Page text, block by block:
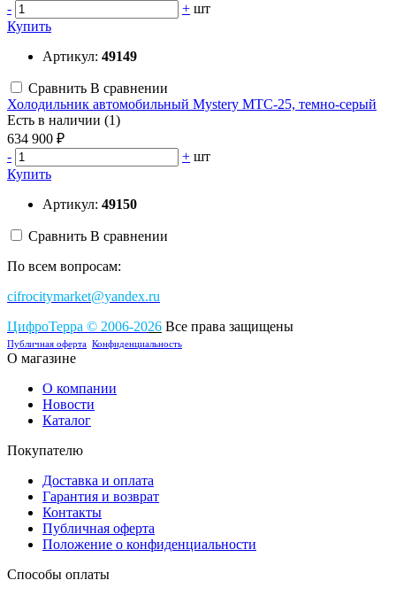
-
+ шт
Купить
Артикул: 49149
Сравнить В сравнении
Холодильник автомобильный Mystery MTC-25, темно-серый
Есть в наличии (1)
634 900 ₽
-
+ шт
Купить
Артикул: 49150
Сравнить В сравнении
По всем вопросам:
cifrocitymarket@yandex.ru
ЦифроТерра © 2006-2026 Все права защищены
Публичная оферта Конфиденциальность
О магазине
О компании
Новости
Каталог
Покупателю
Доставка и оплата
Гарантия и возврат
Контакты
Публичная оферта
Положение о конфиденциальности
Способы оплаты